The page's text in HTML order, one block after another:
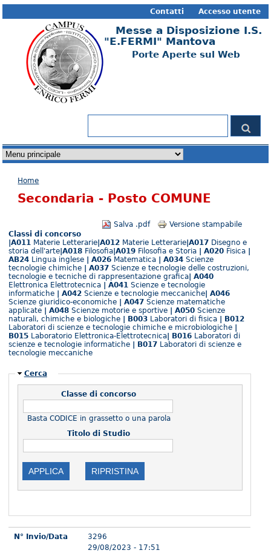
Accesso utente
Contatti
Messe a Disposizione I.S.
"E.FERMI" Mantova
Porte Aperte sul Web
Tu sei qui
Home
Secondaria - Posto COMUNE
Versione stampabile
Salva .pdf
Classi di concorso
|A011 Materie Letterarie|A012 Materie Letterarie|A017 Disegno e
storia dell'arte|A018 Filosofia|A019 Filosofia e Storia | A020 Fisica |
AB24 Lingua inglese | A026 Matematica | A034 Scienze
tecnologie chimiche | A037 Scienze e tecnologie delle costruzioni,
tecnologie e tecniche di rappresentazione grafica| A040
Elettronica Elettrotecnica | A041 Scienze e tecnologie
informatiche | A042 Scienze e tecnologie meccaniche| A046
Scienze giuridico-economiche | A047 Scienze matematiche
applicate | A048 Scienze motorie e sportive | A050 Scienze
naturali, chimiche e biologiche | B003 Laboratori di fisica | B012
Laboratori di scienze e tecnologie chimiche e microbiologiche |
B015 Laboratorio Elettronica-Elettrotecnica| B016 Laboratori di
scienze e tecnologie informatiche | B017 Laboratori di scienze e
tecnologie meccaniche
Nascondi
Cerca
Classe di concorso
Basta CODICE in grassetto o una parola
Titolo di Studio
N° Invio/Data
3296
29/08/2023 - 17:51